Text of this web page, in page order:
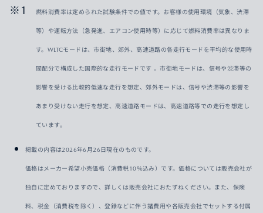
燃料消費率は定められた試験条件での値です。お客様の使用環境（気象、渋滞
等）や運転方法（急発進、エアコン使用時等）に応じて燃料消費率は異なりま
す。WLTCモードは、市街地、郊外、高速道路の各走行モードを平均的な使用時
間配分で構成した国際的な走行モードです 。市街地モードは、信号や渋滞等の
影響を受ける比較的低速な走行を想定、郊外モードは、信号や渋滞等の影響を
あまり受けない走行を想定、高速道路モードは、高速道路等での走行を想定し
ています。
掲載の内容は2026年6月26日現在のものです。
価格はメーカー希望小売価格（消費税10％込み）です。価格については販売会社が
独自に定めておりますので、詳しくは販売会社におたずねください。また、保険
料、税金（消費税を除く）、登録などに伴う諸費用や各販売会社でセットする付属